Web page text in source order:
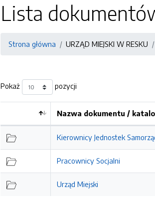
Lista
Strona główna URZĄD MIEJSKI W RESKU
Pokaż pozycji
Nazwa dokumentu /
Kierownicy Jednostek
Pracownicy Socjalni
Urząd Miejski